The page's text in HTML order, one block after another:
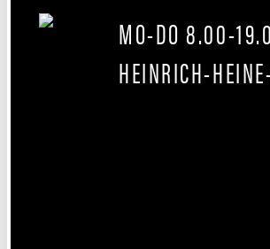
MO-DO 8.00-
HEINRICH-